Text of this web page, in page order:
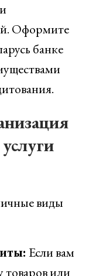
Оформите
банке
виды
Если вам
или